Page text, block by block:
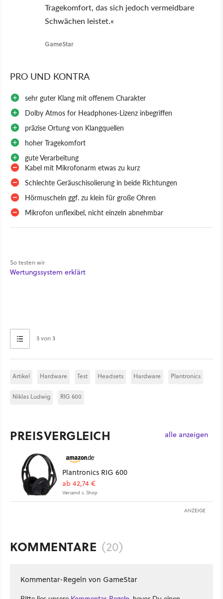
Tragekomfort, das sich jedoch vermeidbare
Schwächen leistet.«
GameStar
PRO UND KONTRA
sehr guter Klang mit offenem Charakter
Dolby Atmos for Headphones-Lizenz inbegriffen
präzise Ortung von Klangquellen
hoher Tragekomfort
gute Verarbeitung
Kabel mit Mikrofonarm etwas zu kurz
Schlechte Geräuschisolierung in beide Richtungen
Hörmuscheln ggf. zu klein für große Ohren
Mikrofon unflexibel, nicht einzeln abnehmbar
So testen wir
Wertungssystem erklärt
3 von 3
Artikel Hardware Test Headsets Hardware Plantronics
Niklas Ludwig RIG 600
PREISVERGLEICH alle anzeigen
Plantronics RIG 600
ab 42,74 €
Versand s. Shop
ANZEIGE
KOMMENTARE (20)
Kommentar-Regeln von GameStar